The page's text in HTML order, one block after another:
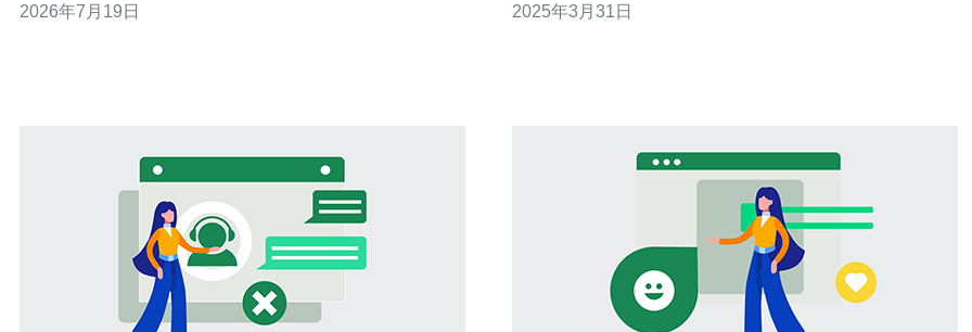
体性能价格比高，适合需要低延迟、稳定出海和搭建代理/
2026年7月19日
用户的首选。本文将介绍一种高性能的香港云服务器，它
2025年3月31日